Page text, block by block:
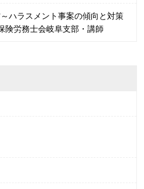
ハラスメント事案の傾向と対策
険労務士会岐阜支部・講師